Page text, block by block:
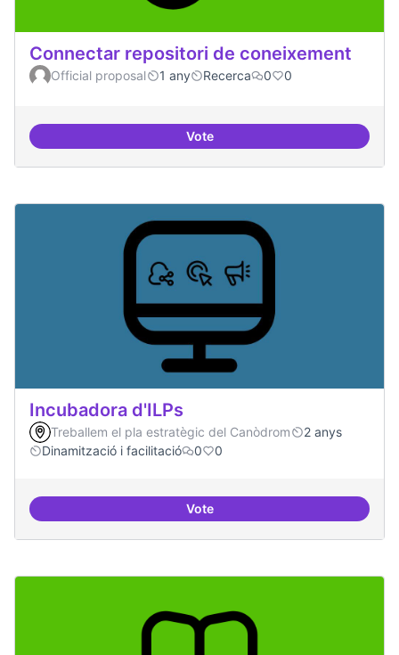
Connectar repositori de coneixement
Official proposal 1 any Recerca 0 0
VoteConnectar repositori de
Incubadora d'ILPs
Treballem el pla estratègic del Canòdrom
2 anys
Dinamització i facilitació
0 0
VoteIncubadora d'ILPs